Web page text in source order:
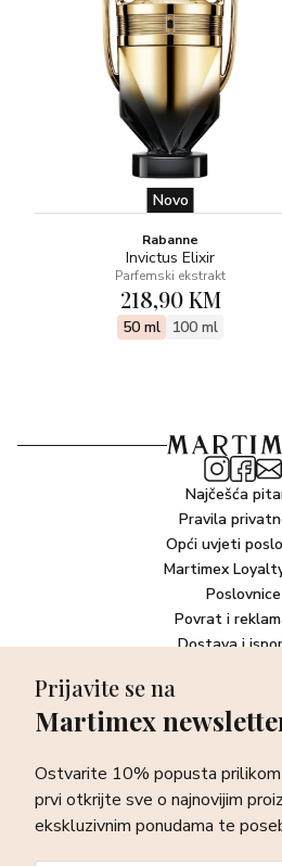
Novo
Rabanne
Invictus Elixir
Parfemski ekstrakt
218,90 KM
50 ml 100 ml
Najčešća
Pravila
Opći uvjeti
Martimex
Poslovnice
Povrat i
Dostava i
Newsletter
sve o najnovijim proizvodima,
ponudama te posebnim događanjima.
Prijavite se na
Martimex
Ostvarite 10% popusta
prvi otkrijte sve o najnovijim
ekskluzivnim ponudama te